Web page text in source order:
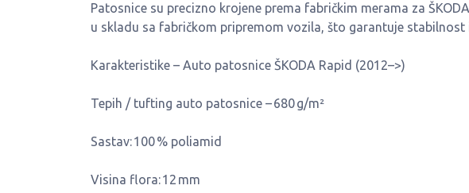
Patosnice su precizno krojene prema fabričkim merama za
u skladu sa fabričkom pripremom vozila, što garantuje stabilnost
Karakteristike – Auto patosnice ŠKODA Rapid (2012–>)
Tepih / tufting auto patosnice – 680 g/m²
Sastav: 100 % poliamid
Visina flora: 12 mm